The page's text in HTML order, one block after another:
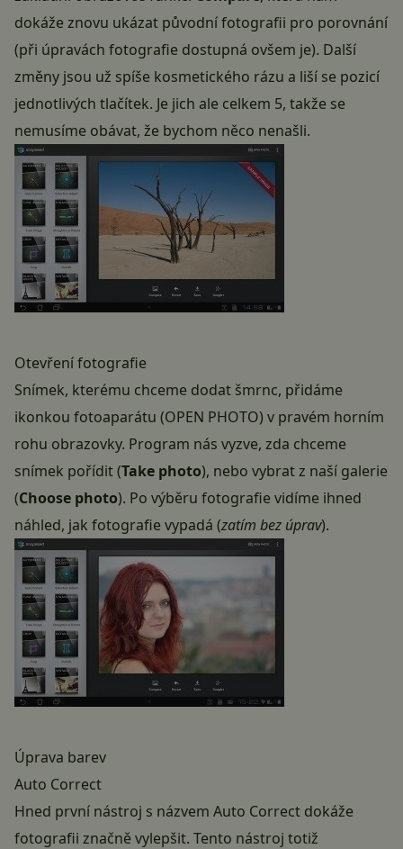
dokáže znovu ukázat původní fotografii pro porovnání
(při úpravách fotografie dostupná ovšem je). Další
změny jsou už spíše kosmetického rázu a liší se pozicí
jednotlivých tlačítek. Je jich ale celkem 5, takže se
nemusíme obávat, že bychom něco nenašli.
Otevření fotografie
Snímek, kterému chceme dodat šmrnc, přidáme
ikonkou fotoaparátu (OPEN PHOTO) v pravém horním
rohu obrazovky. Program nás vyzve, zda chceme
snímek pořídit (Take photo), nebo vybrat z naší galerie
(Choose photo). Po výběru fotografie vidíme ihned
náhled, jak fotografie vypadá (zatím bez úprav).
Úprava barev
Auto Correct
Hned první nástroj s názvem Auto Correct dokáže
fotografii značně vylepšit. Tento nástroj totiž